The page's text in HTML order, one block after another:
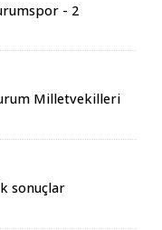
- 2
Milletvekilleri
sonuçlar